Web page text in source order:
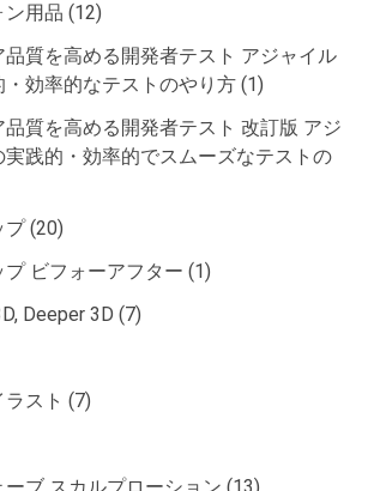
ン用品 (12)
品質を高める開発者テスト アジャイル
・効率的なテストのやり方 (1)
品質を高める開発者テスト 改訂版 アジ
実践的・効率的でスムーズなテストの
プ(20)
ビフォーアフター (1)
Deeper 3D (7)
スト (7)